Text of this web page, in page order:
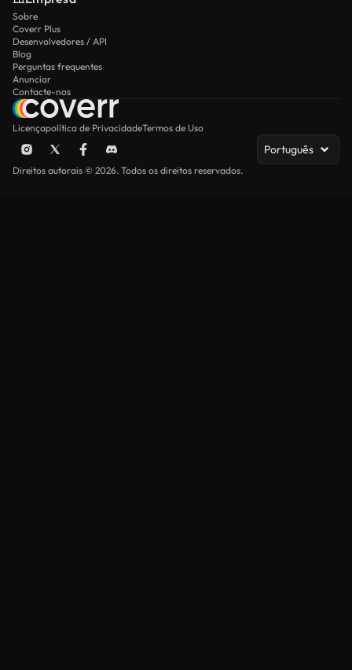
Sobre
Coverr Plus
Desenvolvedores / API
Blog
Perguntas frequentes
Anunciar
Contacte-nos
Licençapolítica de PrivacidadeTermos de Uso
Português
Direitos autorais © 2026. Todos os direitos reservados.